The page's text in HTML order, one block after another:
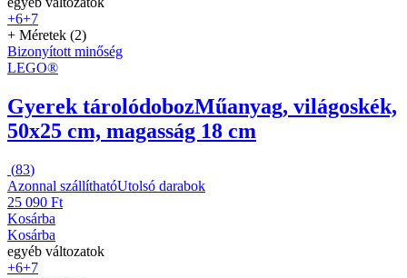
+6+7
+ Méretek (2)
Bizonyított minőség
LEGO®
Gyerek tárolódobozMűanyag, világoskék,
50x25 cm, magasság 18 cm
(83)
Azonnal szállíthatóUtolsó darabok
25 090 Ft
Kosárba
Kosárba
egyéb változatok
+6+7